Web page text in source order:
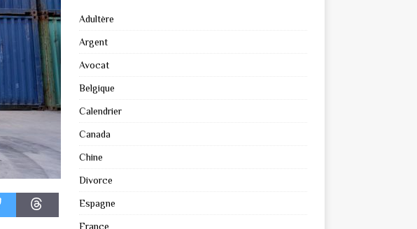
Adultère
Argent
Avocat
Belgique
Calendrier
Canada
Chine
Divorce
Espagne
France